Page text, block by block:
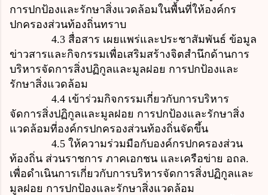
การปกป้องและรักษาสิ่งแวดล้อมในพื้นที่ให้องค์กร
ปกครองส่วนท้องถิ่นทราบ
4.3 สื่อสาร เผยแพร่และประชาสัมพันธ์ ข้อมูล
ข่าวสารและกิจกรรมเพื่อเสริมสร้างจิตสำนึกด้านการ
บริหารจัดการสิ่งปฏิกูลและมูลฝอย การปกป้องและ
รักษาสิ่งแวดล้อม
4.4 เข้าร่วมกิจกรรมเกี่ยวกับการบริหาร
จัดการสิ่งปฏิกูลและมูลฝอย การปกป้องและรักษาสิ่ง
แวดล้อมที่องค์กรปกครองส่วนท้องถิ่นจัดขึ้น
4.5 ให้ความร่วมมือกับองค์กรปกครองส่วน
ท้องถิ่น ส่วนราชการ ภาคเอกชน และเครือข่าย อถล.
เพื่อดำเนินการเกี่ยวกับการบริหารจัดการสิ่งปฏิกูลและ
มูลฝอย การปกป้องและรักษาสิ่งแวดล้อม